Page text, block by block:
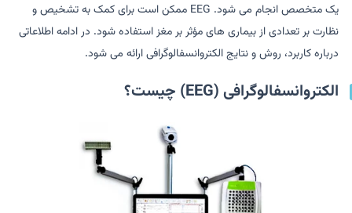
یک متخصص انجام می شود. EEG ممکن است برای کمک به تشخیص و
نظارت بر تعدادی از بیماری های مؤثر بر مغز استفاده شود. در ادامه اطلاعاتی
درباره کاربرد، روش و نتایج الکتروانسفالوگرافی ارائه می شود.
الکتروانسفالوگرافی (EEG) چیست؟